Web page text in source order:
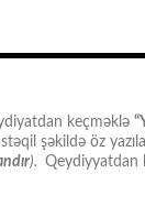
keçməklə
şəkildə öz
). Qeydiyyatdan